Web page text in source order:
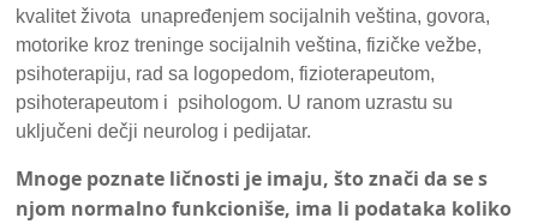
kvalitet života unapređenjem socijalnih veština, govora,
motorike kroz treninge socijalnih veština, fizičke vežbe,
psihoterapiju, rad sa logopedom, fizioterapeutom,
psihoterapeutom i psihologom. U ranom uzrastu su
uključeni dečji neurolog i pedijatar.
Mnoge poznate ličnosti je imaju, što znači da se s
njom normalno funkcioniše, ima li podataka koliko